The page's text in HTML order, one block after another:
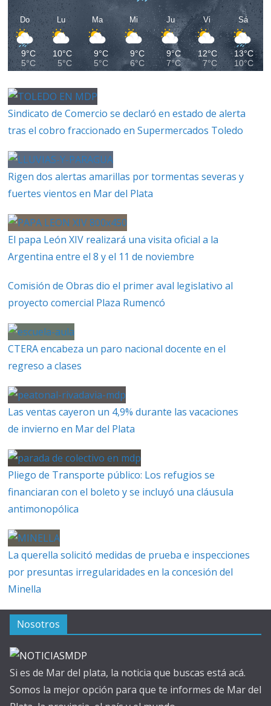
Do
9°C
5°C
Lu
10°C
5°C
Ma
9°C
5°C
Mi
9°C
6°C
Ju
9°C
7°C
Vi
12°C
7°C
Sá
13°C
10°C
Sindicato de Comercio se declaró en estado de alerta
tras el cobro fraccionado en Supermercados Toledo
Rigen dos alertas amarillas por tormentas severas y
fuertes vientos en Mar del Plata
El papa León XIV realizará una visita oficial a la
Argentina entre el 8 y el 11 de noviembre
Comisión de Obras dio el primer aval legislativo al
proyecto comercial Plaza Rumencó
CTERA encabeza un paro nacional docente en el
regreso a clases
Las ventas cayeron un 4,9% durante las vacaciones
de invierno en Mar del Plata
Pliego de Transporte público: Los refugios se
financiaran con el boleto y se incluyó una cláusula
antimonopólica
La querella solicitó medidas de prueba e inspecciones
por presuntas irregularidades en la concesión del
Minella
Nosotros
Si es de Mar del plata, la noticia que buscas está acá.
Somos la mejor opción para que te informes de Mar del